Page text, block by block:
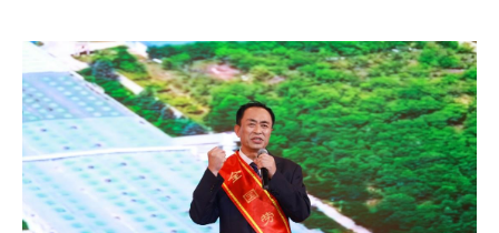
党建工作
企业文化
《资源再生》杂志
行情报价